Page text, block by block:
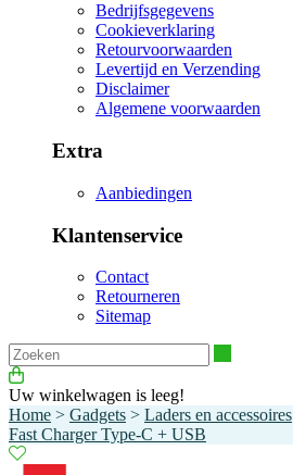
Bedrijfsgegevens
Cookieverklaring
Retourvoorwaarden
Levertijd en Verzending
Disclaimer
Algemene voorwaarden
Extra
Aanbiedingen
Klantenservice
Contact
Retourneren
Sitemap
Uw winkelwagen is leeg!
Home > Gadgets > Laders en accessoires
Fast Charger Type-C + USB